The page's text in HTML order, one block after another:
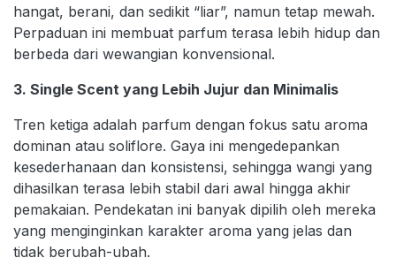
hangat, berani, dan sedikit “liar”, namun tetap mewah.
Perpaduan ini membuat parfum terasa lebih hidup dan
berbeda dari wewangian konvensional.
3. Single Scent yang Lebih Jujur dan Minimalis
Tren ketiga adalah parfum dengan fokus satu aroma
dominan atau soliflore. Gaya ini mengedepankan
kesederhanaan dan konsistensi, sehingga wangi yang
dihasilkan terasa lebih stabil dari awal hingga akhir
pemakaian. Pendekatan ini banyak dipilih oleh mereka
yang menginginkan karakter aroma yang jelas dan
tidak berubah-ubah.